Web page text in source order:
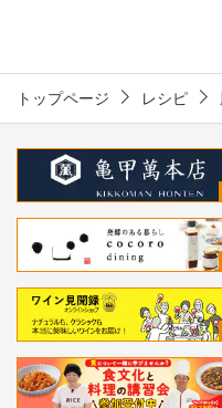
トップページ レシピ